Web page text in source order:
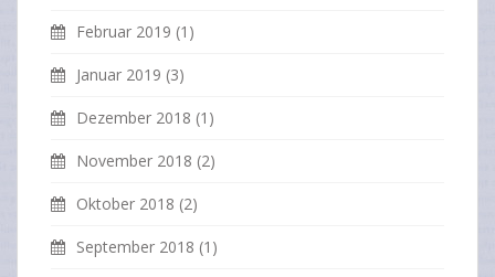
Februar 2019 (1)
Januar 2019 (3)
Dezember 2018 (1)
November 2018 (2)
Oktober 2018 (2)
September 2018 (1)